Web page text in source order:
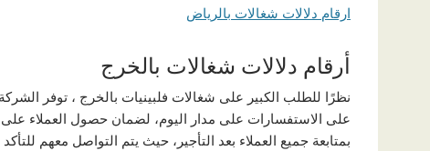
ارقام دلالات شغالات بالرياض
أرقام دلالات شغالات بالخرج
نظرًا للطلب الكبير على شغالات فلبينيات بالخرج ، توفر
على الاستفسارات على مدار اليوم، لضمان حصول العملاء
بمتابعة جميع العملاء بعد التأجير، حيث يتم التواصل معهم